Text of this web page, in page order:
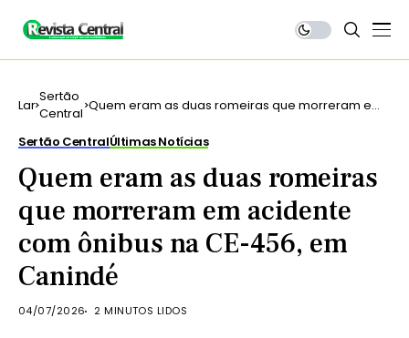
Lar Sertão
Central Quem eram as duas romeiras que morreram em
Sertão CentralÚltimas Notícias
Quem eram as duas romeiras
que morreram em acidente
com ônibus na CE-456, em
Canindé
04/07/2026 2 MINUTOS LIDOS